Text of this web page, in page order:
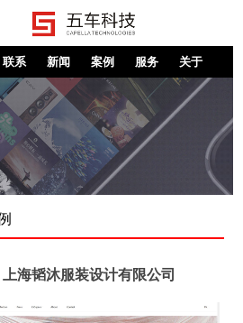
联系 新闻 案例 服务 关于
上海韬沐服装设计有限公司